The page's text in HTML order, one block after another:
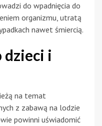
do wpadnięcia do
organizmu, utratą
nawet śmiercią.
dzieci i
na temat
z zabawą na lodzie
powinni uświadomić